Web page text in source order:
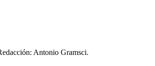
Antonio Gramsci.